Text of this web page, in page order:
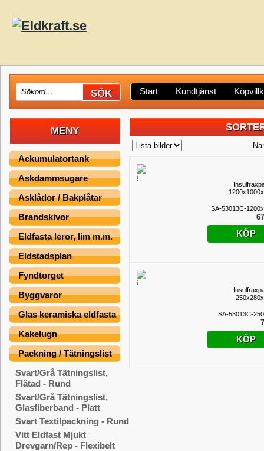
Start Kundtjänst
MENY
Ackumulatortank
Askdammsugare
Asklådor / Bakplåtar
Brandskivor
Eldfasta leror, lim m.m.
Eldstadsplan
Fyndtorget
Byggvaror
Glas keramiska eldfasta
Kakelugn
Packning / Tätningslist
Svart/Grå Tätningslist,
Flätad - Rund
Svart/Grå Tätningslist,
Glasfiberband - Platt
Svart Textilpackning - Rund
Vitt Eldfast Mjukt
Drevgarn/Rep - Flexibelt
SA-53013C-
KÖP
SA-53013C-
KÖP